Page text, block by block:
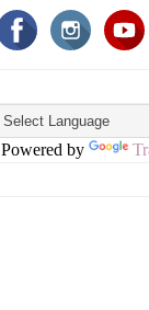
Powered by